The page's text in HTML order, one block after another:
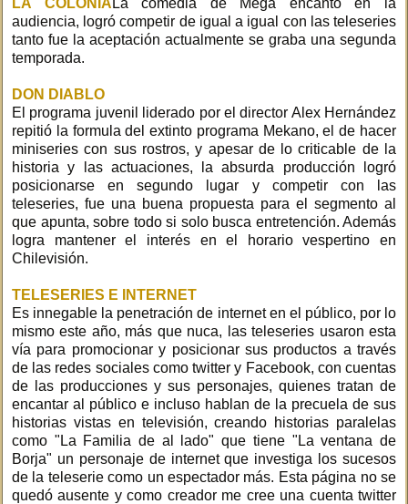
LA COLONIA La comedia de Mega encantó en la
audiencia, logró competir de igual a igual con las teleseries
tanto fue la aceptación actualmente se graba una segunda
temporada.
DON DIABLO
El programa juvenil liderado por el director Alex Hernández
repitió la formula del extinto programa Mekano, el de hacer
miniseries con sus rostros, y apesar de lo criticable de la
historia y las actuaciones, la absurda producción logró
posicionarse en segundo lugar y competir con las
teleseries, fue una buena propuesta para el segmento al
que apunta, sobre todo si solo busca entretención. Además
logra mantener el interés en el horario vespertino en
Chilevisión.
TELESERIES E INTERNET
Es innegable la penetración de internet en el público, por lo
mismo este año, más que nuca, las teleseries usaron esta
vía para promocionar y posicionar sus productos a través
de las redes sociales como twitter y Facebook, con cuentas
de las producciones y sus personajes, quienes tratan de
encantar al público e incluso hablan de la precuela de sus
historias vistas en televisión, creando historias paralelas
como "La Familia de al lado" que tiene "La ventana de
Borja" un personaje de internet que investiga los sucesos
de la teleserie como un espectador más. Esta página no se
quedó ausente y como creador me cree una cuenta twitter